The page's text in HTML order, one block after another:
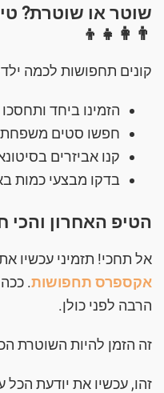
שוטר או שוטרת?
👨‍👩‍👧‍👦
קונים תחפושות לכמה
הזמינו ביחד
חפשו סטים
קנו אביזרים
בדקו מבצעי כמות
הטיפ האחרון והכי
אל תחכי! תזמיני
אקספרס תחפושות.
הרבה לפני כולן.
זה הזמן להיות השוטרת
זהו, עכשיו את יודעת